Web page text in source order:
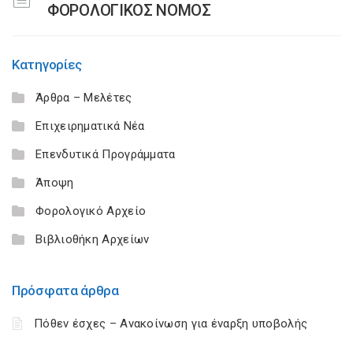
ΦΟΡΟΛΟΓΙΚΟΣ ΝΟΜΟΣ
Κατηγορίες
Άρθρα – Μελέτες
Επιχειρηματικά Νέα
Επενδυτικά Προγράμματα
Άποψη
Φορολογικό Αρχείο
Βιβλιοθήκη Αρχείων
Πρόσφατα άρθρα
Πόθεν έσχες – Ανακοίνωση για έναρξη υποβολής